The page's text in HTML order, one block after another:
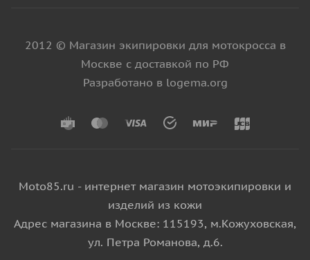
2012 © Магазин экипировки для мотокросса в
Москве с доставкой по РФ
Разработано в logema.org
Moto85.ru - интернет магазин мотоэкипировки и
изделий из кожи
Адрес магазина в Москве: 115193, м.Кожуховская,
ул. Петра Романова, д.6.